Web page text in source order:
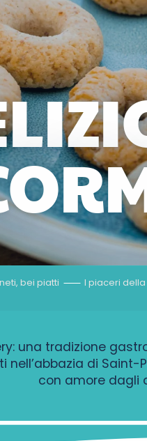
bei piatti I piaceri
una tradizione
nell’abbazia di
con amore dagli